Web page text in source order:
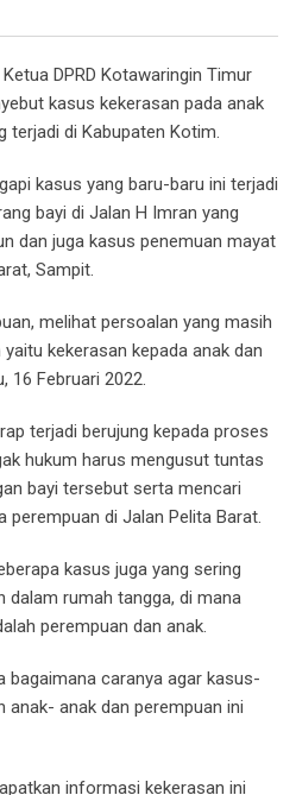
Ketua DPRD Kotawaringin Timur
kasus kekerasan pada anak
terjadi di Kabupaten Kotim.
kasus yang baru-baru ini terjadi
bayi di Jalan H Imran yang
dan juga kasus penemuan mayat
Sampit.
melihat persoalan yang masih
kekerasan kepada anak dan
16 Februari 2022.
terjadi berujung kepada proses
hukum harus mengusut tuntas
bayi tersebut serta mencari
perempuan di Jalan Pelita Barat.
kasus juga yang sering
dalam rumah tangga, di mana
perempuan dan anak.
bagaimana caranya agar kasus-
anak- anak dan perempuan ini
informasi kekerasan ini